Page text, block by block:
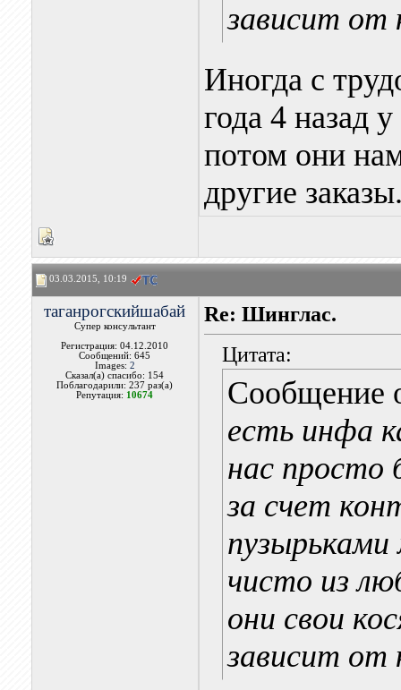
зависит от
Иногда с
года 4 назад
потом они
другие
03.03.2015, 10:19
таганрогскийшабай
Супер консультант
Регистрация: 04.12.2010
Сообщений: 645
Images: 2
Сказал(а) спасибо: 154
Поблагодарили: 237 раз(а)
Репутация: 10674
Re: Шинглас.
Цитата:
Сообщение
есть инфа
нас просто
за счет
пузырьками
чисто из
они свои
зависит от